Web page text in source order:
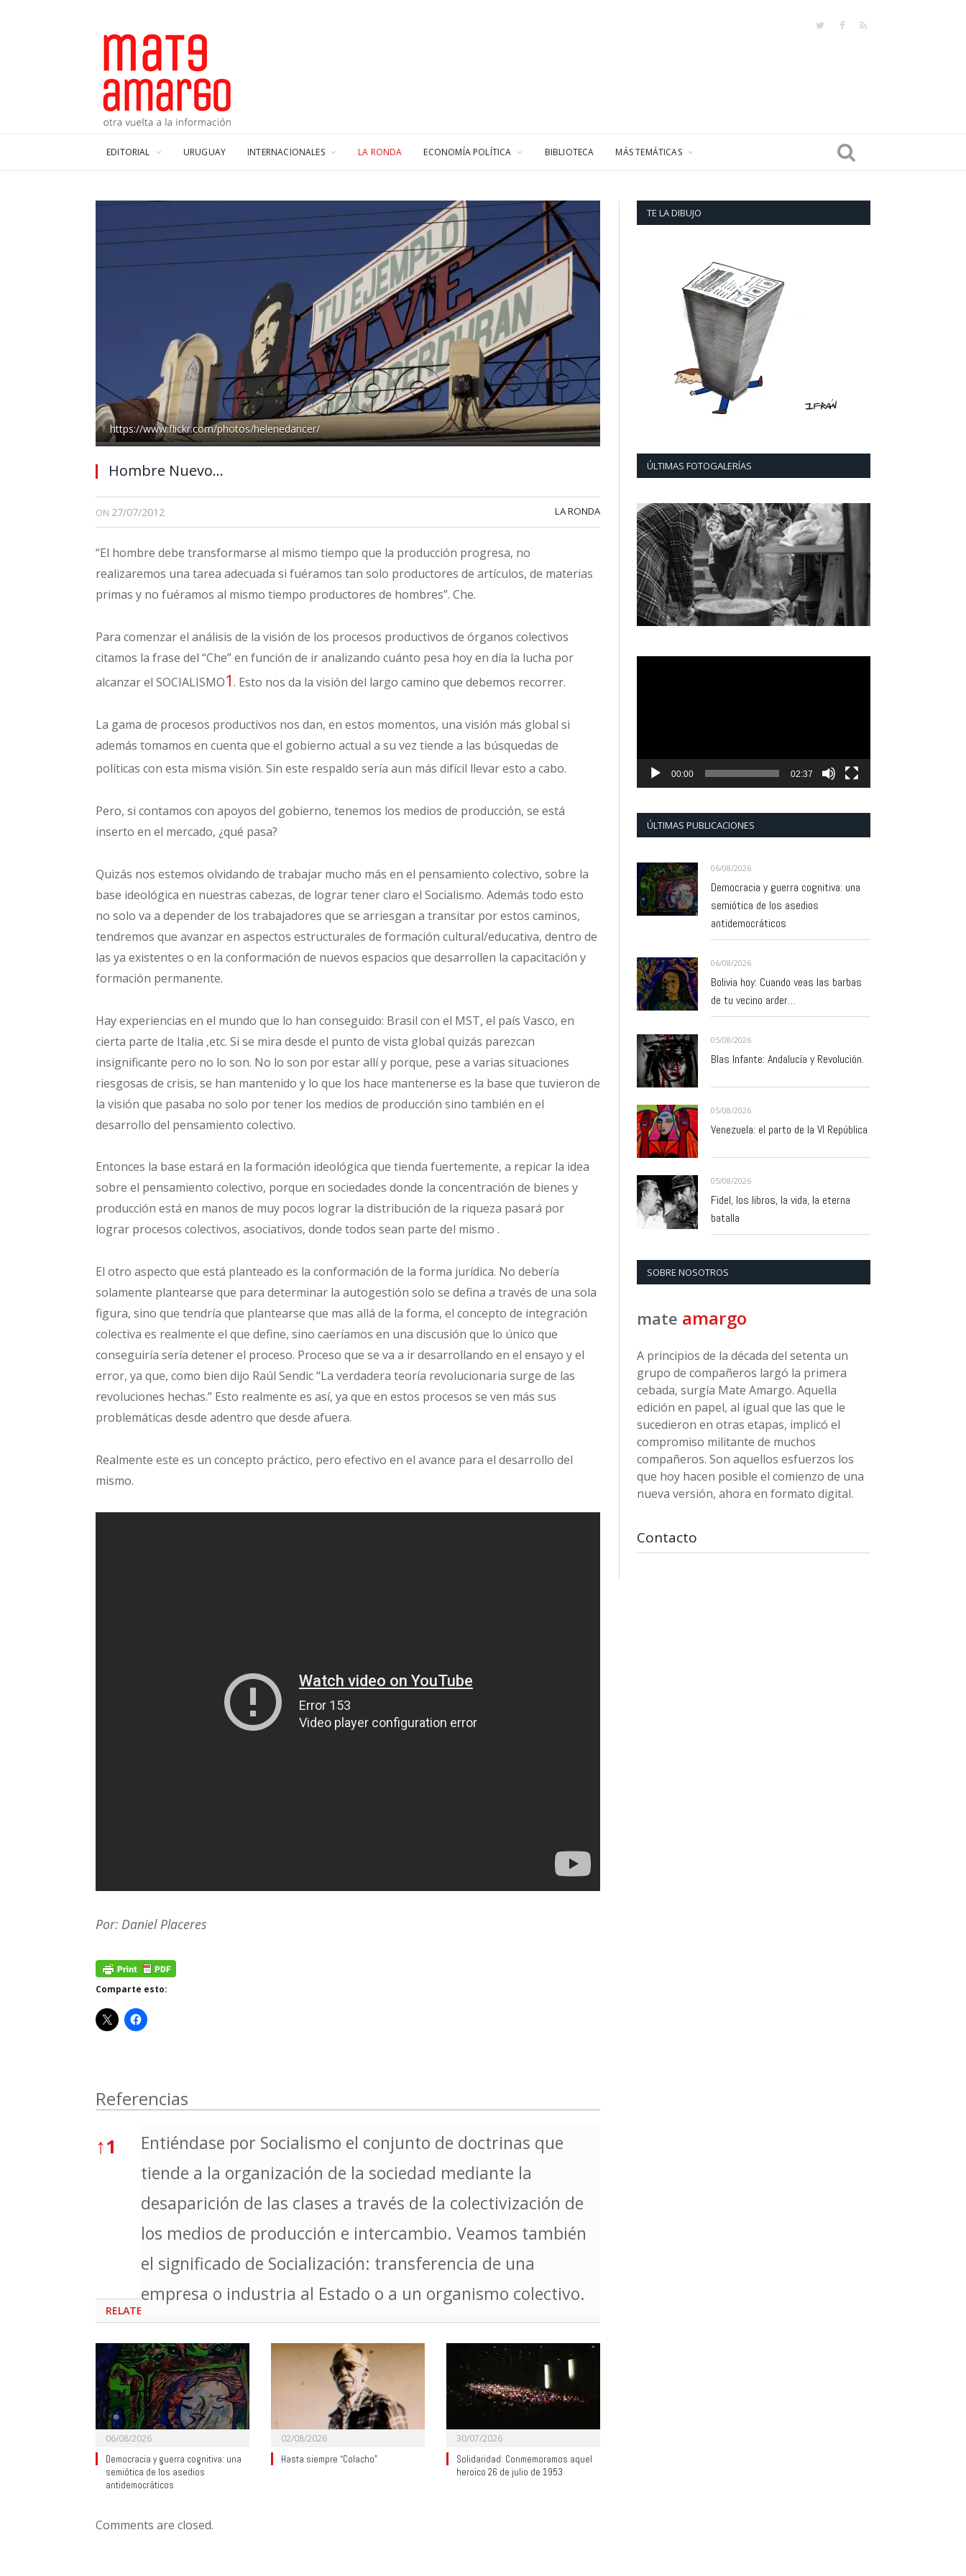
TwitterFacebook
RSS
EDITORIAL URUGUAY INTERNACIONALES LA RONDA ECONOMÍA POLÍTICA BIBLIOTECA MÁS TEMÁTICAS
https://www.flickr.com/photos/helenedancer/
Hombre Nuevo…
ON 27/07/2012 LA RONDA
“El hombre debe transformarse al mismo tiempo que la producción progresa, no
realizaremos una tarea adecuada si fuéramos tan solo productores de artículos, de materias
primas y no fuéramos al mismo tiempo productores de hombres”. Che.
Para comenzar el análisis de la visión de los procesos productivos de órganos colectivos
citamos la frase del “Che” en función de ir analizando cuánto pesa hoy en día la lucha por
alcanzar el SOCIALISMO1. Esto nos da la visión del largo camino que debemos recorrer.
La gama de procesos productivos nos dan, en estos momentos, una visión más global si
además tomamos en cuenta que el gobierno actual a su vez tiende a las búsquedas de
políticas con esta misma visión. Sin este respaldo sería aun más difícil llevar esto a cabo.
Pero, si contamos con apoyos del gobierno, tenemos los medios de producción, se está
inserto en el mercado, ¿qué pasa?
Quizás nos estemos olvidando de trabajar mucho más en el pensamiento colectivo, sobre la
base ideológica en nuestras cabezas, de lograr tener claro el Socialismo. Además todo esto
no solo va a depender de los trabajadores que se arriesgan a transitar por estos caminos,
tendremos que avanzar en aspectos estructurales de formación cultural/educativa, dentro de
las ya existentes o en la conformación de nuevos espacios que desarrollen la capacitación y
formación permanente.
Hay experiencias en el mundo que lo han conseguido: Brasil con el MST, el país Vasco, en
cierta parte de Italia ,etc. Si se mira desde el punto de vista global quizás parezcan
insignificante pero no lo son. No lo son por estar allí y porque, pese a varias situaciones
riesgosas de crisis, se han mantenido y lo que los hace mantenerse es la base que tuvieron de
la visión que pasaba no solo por tener los medios de producción sino también en el
desarrollo del pensamiento colectivo.
Entonces la base estará en la formación ideológica que tienda fuertemente, a repicar la idea
sobre el pensamiento colectivo, porque en sociedades donde la concentración de bienes y
producción está en manos de muy pocos lograr la distribución de la riqueza pasará por
lograr procesos colectivos, asociativos, donde todos sean parte del mismo .
El otro aspecto que está planteado es la conformación de la forma jurídica. No debería
solamente plantearse que para determinar la autogestión solo se defina a través de una sola
figura, sino que tendría que plantearse que mas allá de la forma, el concepto de integración
colectiva es realmente el que define, sino caeríamos en una discusión que lo único que
conseguiría sería detener el proceso. Proceso que se va a ir desarrollando en el ensayo y el
error, ya que, como bien dijo Raúl Sendic “La verdadera teoría revolucionaria surge de las
revoluciones hechas.” Esto realmente es así, ya que en estos procesos se ven más sus
problemáticas desde adentro que desde afuera.
Realmente este es un concepto práctico, pero efectivo en el avance para el desarrollo del
mismo.
Por: Daniel Placeres
Comparte esto:
Referencias
↑1
Entiéndase por Socialismo el conjunto de doctrinas que
tiende a la organización de la sociedad mediante la
desaparición de las clases a través de la colectivización de
los medios de producción e intercambio. Veamos también
el significado de Socialización: transferencia de una
empresa o industria al Estado o a un organismo colectivo.
RELATED
06/08/2026
Democracia y guerra cognitiva: una
semiótica de los asedios
antidemocráticos
02/08/2026
Hasta siempre “Colacho”
30/07/2026
Solidaridad: Conmemoramos aquel
heroico 26 de julio de 1953
Comments are closed.
TE LA DIBUJO
ÚLTIMAS FOTOGALERÍAS
00:00 02:37
ÚLTIMAS PUBLICACIONES
06/08/2026
Democracia y guerra cognitiva: una
semiótica de los asedios
antidemocráticos
06/08/2026
Bolivia hoy: Cuando veas las barbas
de tu vecino arder…
05/08/2026
Blas Infante: Andalucía y Revolución.
05/08/2026
Venezuela: el parto de la VI República
05/08/2026
Fidel, los libros, la vida, la eterna
batalla
SOBRE NOSOTROS
mate amargo
A principios de la década del setenta un
grupo de compañeros largó la primera
cebada, surgía Mate Amargo. Aquella
edición en papel, al igual que las que le
sucedieron en otras etapas, implicó el
compromiso militante de muchos
compañeros. Son aquellos esfuerzos los
que hoy hacen posible el comienzo de una
nueva versión, ahora en formato digital.
Contacto